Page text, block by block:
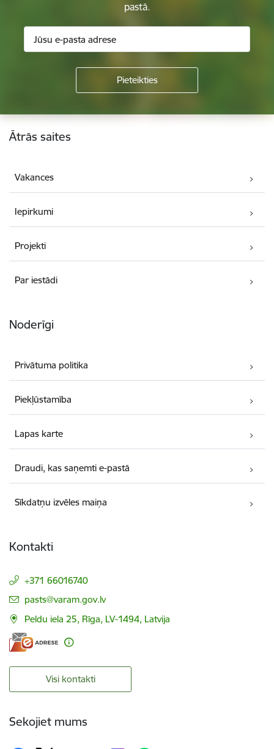
pastā.
Kājene
Ātrās saites
Vakances
Iepirkumi
Projekti
Par iestādi
Noderīgi
Privātuma politika
Piekļūstamība
Lapas karte
Draudi, kas saņemti e-pastā
Sīkdatņu izvēles maiņa
Kontakti
+371 66016740
E-pasts:
pasts@varam.gov.lv
Peldu iela 25, Rīga, LV-1494, Latvija
Visi kontakti
Sekojiet mums